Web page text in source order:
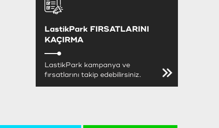
LastikPark FIRSATLARINI
KAÇIRMA
LastikPark kampanya ve
fırsatlarını takip edebilirsiniz.